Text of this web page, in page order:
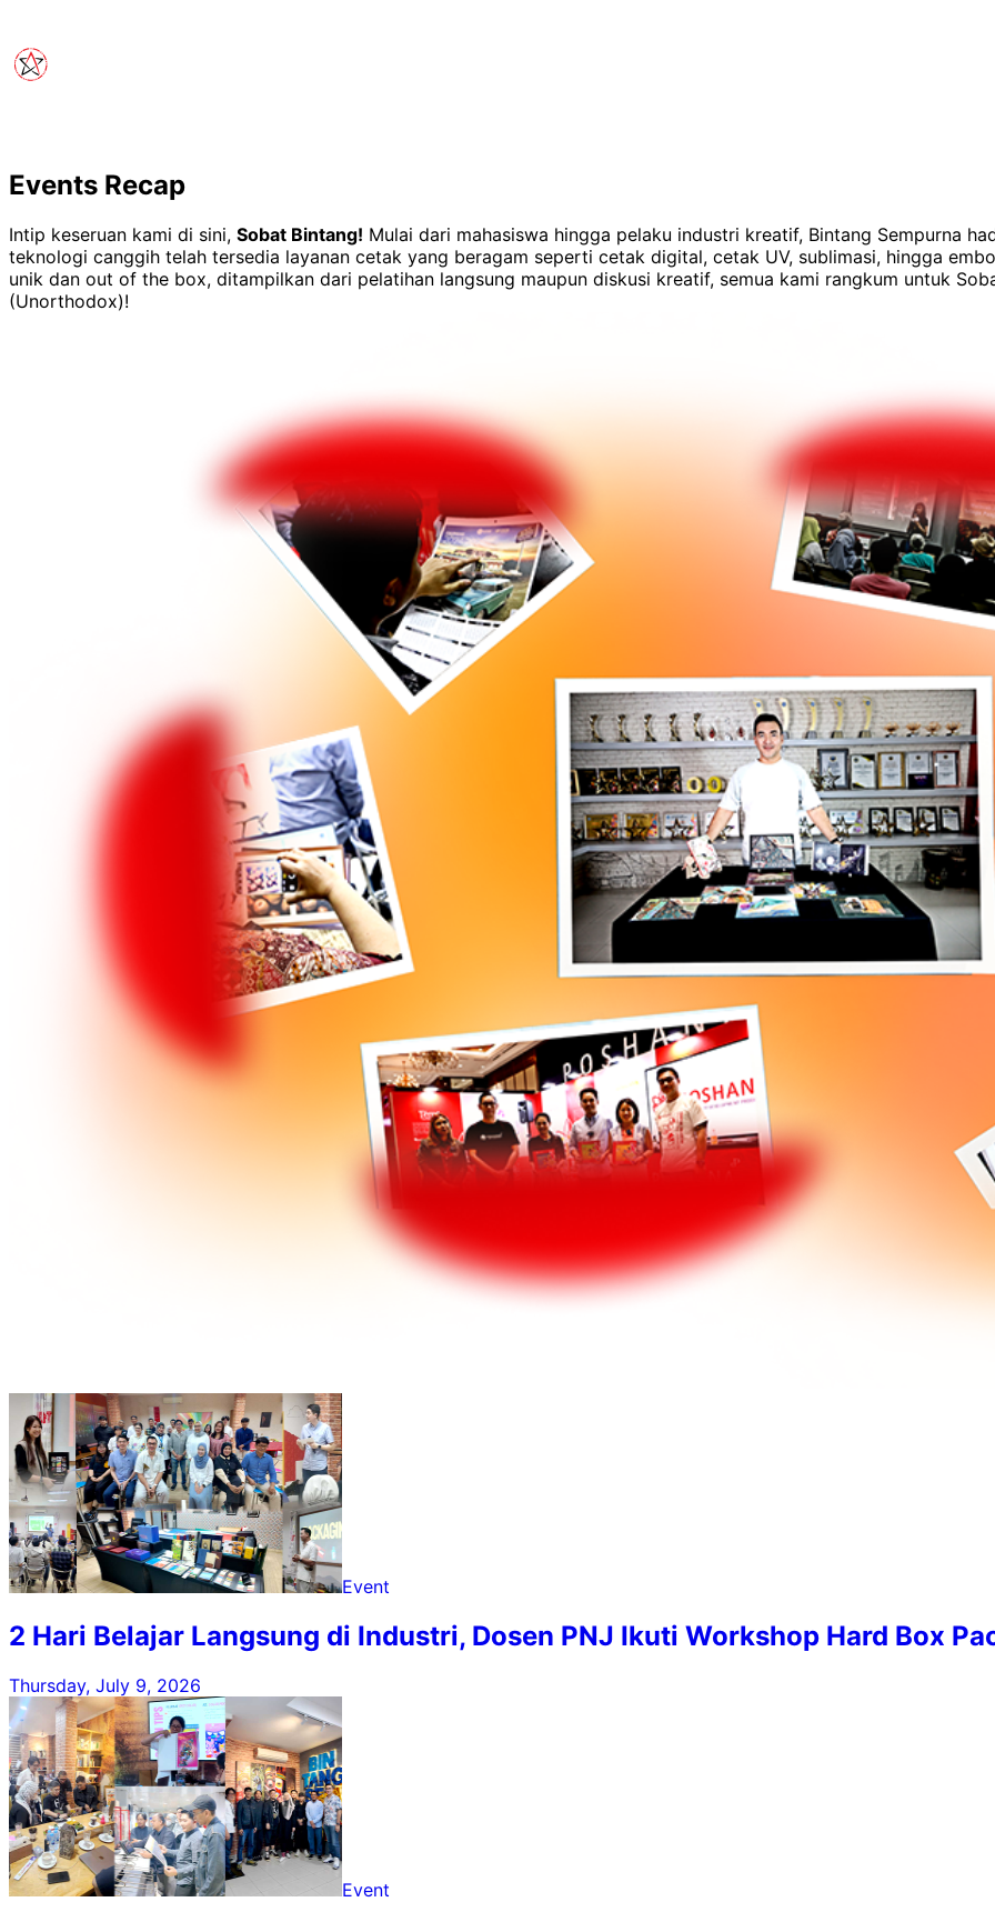
Events Recap
Intip keseruan kami di sini, Sobat Bintang! Mulai dari mahasiswa hingga pelaku industri kreatif, Bintang Sempurna
teknologi canggih telah tersedia layanan cetak yang beragam seperti cetak digital, cetak UV, sublimasi, hingga
unik dan out of the box, ditampilkan dari pelatihan langsung maupun diskusi kreatif, semua kami rangkum untuk
(Unorthodox)!
Event
2 Hari Belajar Langsung di Industri, Dosen PNJ Ikuti Workshop Hard Box
Thursday, July 9, 2026
Event